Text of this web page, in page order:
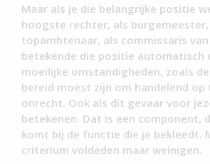
Maar als je die belangrijke positie
hoogste rechter, als burgemeester,
topambtenaar, als commissaris
betekende die positie automatisch
moeilijke omstandigheden, zoals
bereid moest zijn om handelend
onrecht. Ook als dit gevaar voor
betekenen. Dat is een component,
komt bij de functie die je bekleedt.
criterium voldeden maar weinigen.